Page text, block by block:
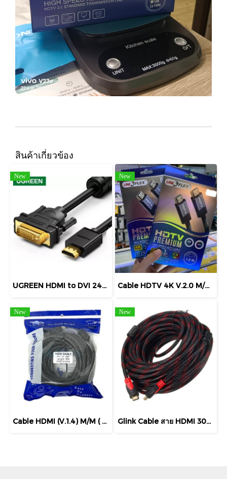
สินค้าเกี่ยวข้อง
New
UGREEN HDMI to DVI 24+1 CABLE 1.5M รุ่น 11150 1.5M , รุ่น 10137 5M SUPPORT RESOLUTION UP TO 1080P สายแปลง HDMI to DVI 24+1
New
Cable HDTV 4K V.2.0 M/M (1.8M) UNIFLEK สายถัก High-Definition Multimedia Interface 4K Ultra HD Resolution
New
Cable HDMI (V.1.4) M/M ( 3M, 5M, 10M, 15M, 20M ) TOP TECH TP88 สายถัก Cable HDMI สายส่งสัญญาณ
New
Glink Cable สาย HDMI 30M รุ่น GLINK-09 PREMIUM HDMI V1.4 สายสัญญาณ PREMIUM HDMI V1.4 High Speed HDMI Cable